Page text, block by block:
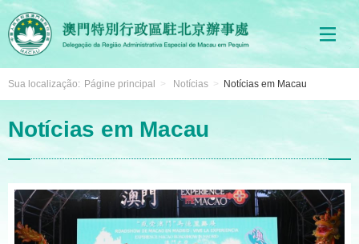
Sua localização: Págine principal > Notícias > Notícias em Macau
Notícias em Macau